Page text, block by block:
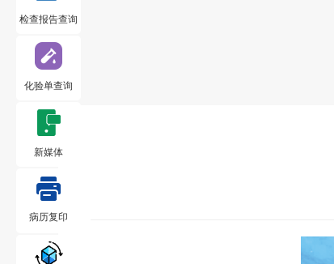
检查报告查询
化验单查询
新媒体
病历复印